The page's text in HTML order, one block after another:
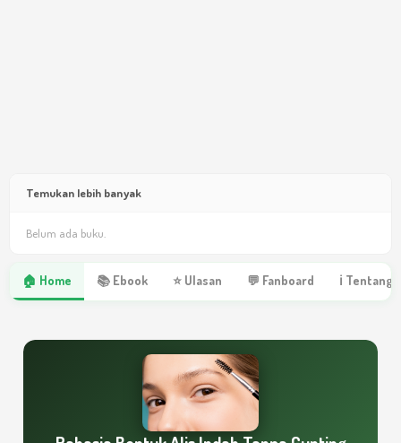
Temukan lebih banyak
Belum ada buku.
🏠 Home 📚 Ebook ⭐ Ulasan 💬 Fanboard ℹ Tentang